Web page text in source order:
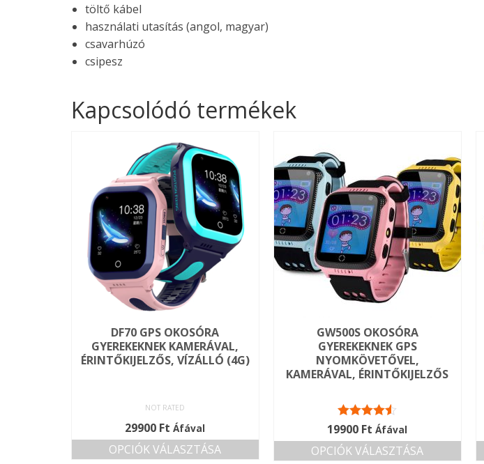
töltő kábel
használati utasítás (angol, magyar)
csavarhúzó
csipesz
Kapcsolódó termékek
DF70 GPS OKOSÓRA
GYEREKEKNEK KAMERÁVAL,
ÉRINTŐKIJELZŐS, VÍZÁLLÓ (4G)
NOT RATED
29900 Ft Áfával
OPCIÓK VÁLASZTÁSA
GW500S OKOSÓRA
GYEREKEKNEK GPS
NYOMKÖVETŐVEL,
KAMERÁVAL, ÉRINTŐKIJELZŐS
Értékelés:
4.50 / 5
19900 Ft Áfával
OPCIÓK VÁLASZTÁSA